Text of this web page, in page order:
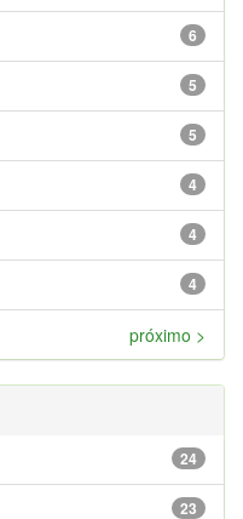
6
5
5
4
4
4
próximo >
24
23